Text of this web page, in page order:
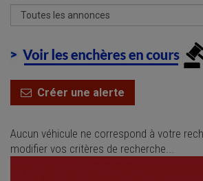
Créer une alerte
Aucun véhicule ne correspond à votre
modifier vos critères de recherche...